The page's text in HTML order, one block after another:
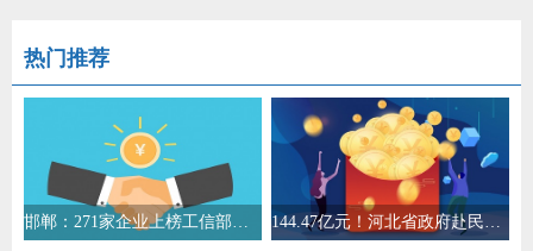
热门推荐
邯郸：271家企业上榜工信部专精特新“小巨人”名单 144.47亿元！河北省政府赴民族地区现场办公43周年